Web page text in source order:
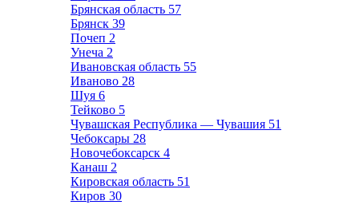
Брянская область 57
Брянск 39
Почеп 2
Унеча 2
Ивановская область 55
Иваново 28
Шуя 6
Тейково 5
Чувашская Республика — Чувашия 51
Чебоксары 28
Новочебоксарск 4
Канаш 2
Кировская область 51
Киров 30